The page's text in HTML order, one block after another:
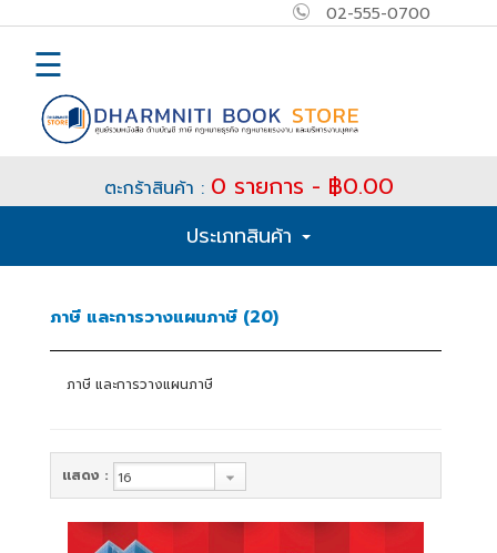
02-555-0700
MAIN
MENU
E-
to
☰
ตะกร้าสินค้า : 0 รายการ - ฿0.00
ประเภทสินค้า
ภาษี และการวางแผนภาษี (20)
ภาษี และการวางแผนภาษี
แสดง :
×